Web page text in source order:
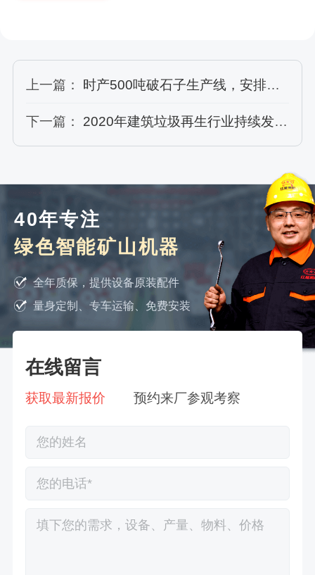
上一篇： 时产500吨破石子生产线，安排重锤式破碎机顶上有何优势
下一篇： 2020年建筑垃圾再生行业持续发力，建筑垃圾处理厂投资多少钱能到位？
40年专注
绿色智能矿山机器
全年质保，提供设备原装配件
量身定制、专车运输、免费安装
在线留言
获取最新报价 预约来厂参观考察